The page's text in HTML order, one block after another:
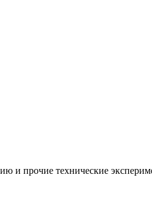
прочие технические